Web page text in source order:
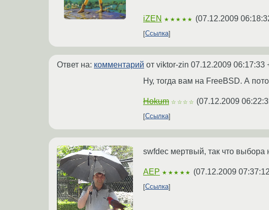
iZEN ★★★★★ (07.12.2009
Ссылка
Ответ на: комментарий от viktor-zin 07.12.2009 06:17:33
Ну, тогда вам на FreeBSD. А
Hokum ☆☆☆☆ (07.12.2009
Ссылка
swfdec мертвый, так что выбора
AEP ★★★★★ (07.12.2009
Ссылка